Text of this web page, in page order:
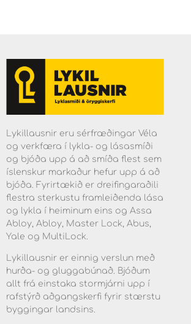
Lykillausnir eru sérfræðingar Véla
og verkfæra í lykla- og lásasmíði
og bjóða upp á að smíða flest sem
íslenskur markaður hefur upp á að
bjóða. Fyrirtækið er dreifingaraðili
flestra sterkustu framleiðenda lása
og lykla í heiminum eins og Assa
Abloy, Abloy, Master Lock, Abus,
Yale og MultiLock.
Lykillausnir er einnig verslun með
hurða- og gluggabúnað. Bjóðum
allt frá einstaka stormjárni upp í
rafstýrð aðgangskerfi fyrir stærstu
byggingar landsins.